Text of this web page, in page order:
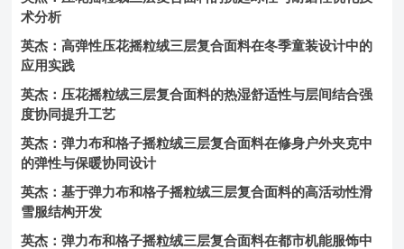
术分析
英杰：高弹性压花摇粒绒三层复合面料在冬季童装设计中的
应用实践
英杰：压花摇粒绒三层复合面料的热湿舒适性与层间结合强
度协同提升工艺
英杰：弹力布和格子摇粒绒三层复合面料在修身户外夹克中
的弹性与保暖协同设计
英杰：基于弹力布和格子摇粒绒三层复合面料的高活动性滑
雪服结构开发
英杰：弹力布和格子摇粒绒三层复合面料在都市机能服饰中